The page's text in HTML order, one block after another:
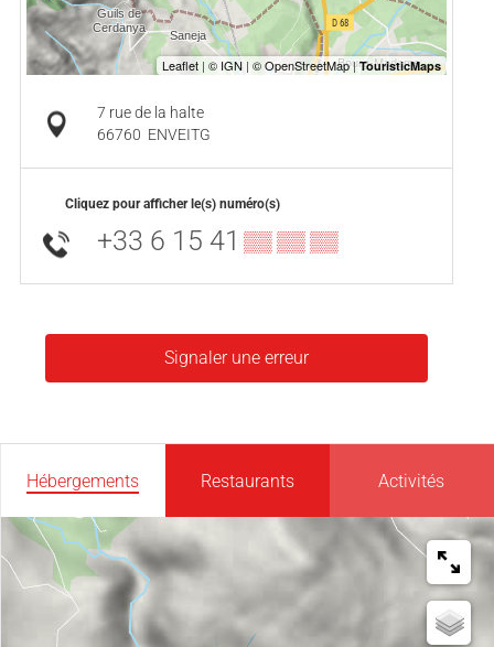
7 rue de la halte
66760 ENVEITG
Cliquez pour afficher le(s) numéro(s)
+33 6 15 41 ▒▒ ▒▒ ▒▒
Signaler une erreur
Hébergements Restaurants Activités